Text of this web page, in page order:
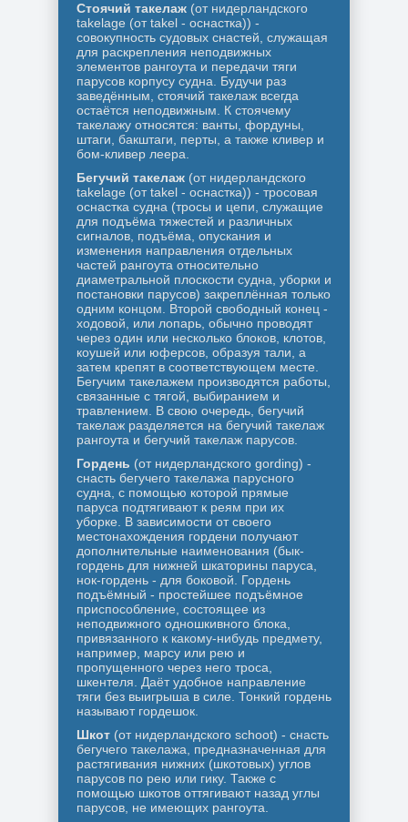
Стоячий такелаж (от нидерландского
takelage (от takel - оснастка)) -
совокупность судовых снастей, служащая
для раскрепления неподвижных
элементов рангоута и передачи тяги
парусов корпусу судна. Будучи раз
заведённым, стоячий такелаж всегда
остаётся неподвижным. К стоячему
такелажу относятся: ванты, фордуны,
штаги, бакштаги, перты, а также кливер и
бом-кливер леера.
Бегучий такелаж (от нидерландского
takelage (от takel - оснастка)) - тросовая
оснастка судна (тросы и цепи, служащие
для подъёма тяжестей и различных
сигналов, подъёма, опускания и
изменения направления отдельных
частей рангоута относительно
диаметральной плоскости судна, уборки и
постановки парусов) закреплённая только
одним концом. Второй свободный конец -
ходовой, или лопарь, обычно проводят
через один или несколько блоков, клотов,
коушей или юферсов, образуя тали, а
затем крепят в соответствующем месте.
Бегучим такелажем производятся работы,
связанные с тягой, выбиранием и
травлением. В свою очередь, бегучий
такелаж разделяется на бегучий такелаж
рангоута и бегучий такелаж парусов.
Гордень (от нидерландского gording) -
снасть бегучего такелажа парусного
судна, с помощью которой прямые
паруса подтягивают к реям при их
уборке. В зависимости от своего
местонахождения гордени получают
дополнительные наименования (бык-
гордень для нижней шкаторины паруса,
нок-гордень - для боковой. Гордень
подъёмный - простейшее подъёмное
приспособление, состоящее из
неподвижного одношкивного блока,
привязанного к какому-нибудь предмету,
например, марсу или рею и
пропущенного через него троса,
шкентеля. Даёт удобное направление
тяги без выигрыша в силе. Тонкий гордень
называют гордешок.
Шкот (от нидерландского schoot) - снасть
бегучего такелажа, предназначенная для
растягивания нижних (шкотовых) углов
парусов по рею или гику. Также с
помощью шкотов оттягивают назад углы
парусов, не имеющих рангоута.